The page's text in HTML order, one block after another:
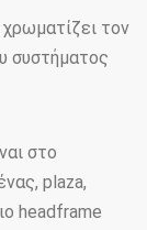
τον
συστήματος
στο
plaza,
headframe